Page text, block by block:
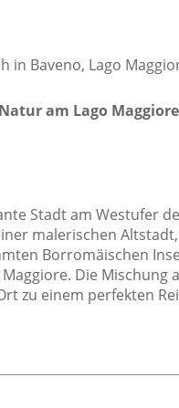
in Baveno, Lago
am Lago Maggiore
Stadt am Westufer
malerischen
Borromäischen
Die
zu einem perfekten